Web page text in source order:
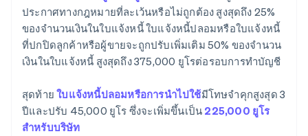
ประกาศทางกฎหมายที่ละเว้นหรือไม่ถูกต้อง สูงสุดถึง 25%
ของจำนวนเงินในใบแจ้งหนี้ ใบแจ้งหนี้ปลอมหรือใบแจ้งหนี้
ที่ปกปิดลูกค้าหรือผู้ขายจะถูกปรับเพิ่มเติม 50% ของจำนวน
เงินในใบแจ้งหนี้ สูงสุดถึง 375,000 ยูโรต่อรอบการทำบัญชี
สุดท้ายใบแจ้งหนี้ปลอมหรือการนำไปใช้มีโทษจำคุกสูงสุด 3
ปีและปรับ 45,000 ยูโร ซึ่งจะเพิ่มขึ้นเป็น 225,000 ยูโร
สำหรับบริษัท